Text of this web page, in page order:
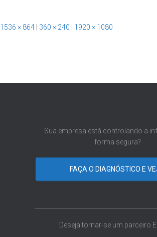
1536 × 864 360 × 240 1920 × 1080
Sua empresa está controlando a
forma segura?
FAÇA O DIAGNÓSTICO E
Deseja tornar-se um parceiro